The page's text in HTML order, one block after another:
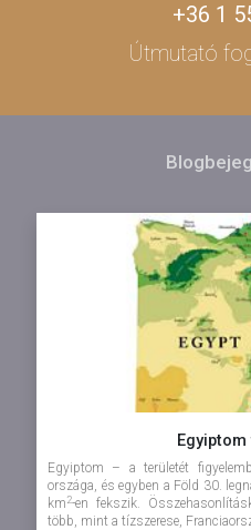
+36 1
Útmutató
Egyiptom – a területét
országa, és egyben a Föld 30.
km 2-en fekszik.
több, mint a tízszerese,